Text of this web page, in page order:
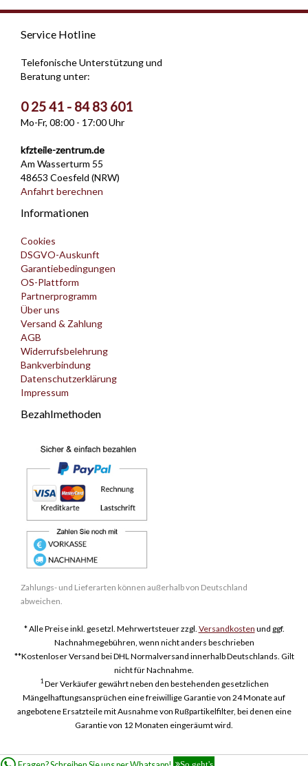
Service Hotline
Telefonische Unterstützung und
Beratung unter:
0 25 41 - 84 83 601
Mo-Fr, 08:00 - 17:00 Uhr
kfzteile-zentrum.de
Am Wasserturm 55
48653 Coesfeld (NRW)
Anfahrt berechnen
Informationen
Cookies
DSGVO-Auskunft
Garantiebedingungen
OS-Plattform
Partnerprogramm
Über uns
Versand & Zahlung
AGB
Widerrufsbelehrung
Bankverbindung
Datenschutzerklärung
Impressum
Bezahlmethoden
Zahlungs- und Lieferarten können außerhalb von Deutschland
abweichen.
* Alle Preise inkl. gesetzl. Mehrwertsteuer zzgl. Versandkosten und ggf.
Nachnahmegebühren, wenn nicht anders beschrieben
**Kostenloser Versand bei DHL Normalversand innerhalb Deutschlands. Gilt
nicht für Nachnahme.
1Der Verkäufer gewährt neben den bestehenden gesetzlichen
Mängelhaftungsansprüchen eine freiwillige Garantie von 24 Monate auf
angebotene Ersatzteile mit Ausnahme von Rußpartikelfilter, bei denen eine
Garantie von 12 Monaten eingeräumt wird.